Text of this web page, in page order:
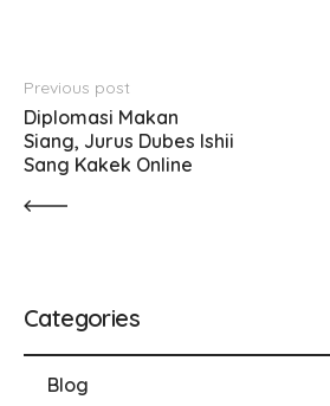
Previous post
Diplomasi Makan
Siang, Jurus Dubes Ishii
Sang Kakek Online
Categories
Blog